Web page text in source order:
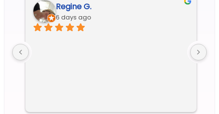
Regine G.
6 days ago